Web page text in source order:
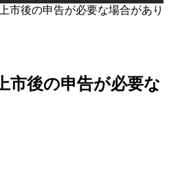
後の申告が必要な場合があり
後の申告が必要な